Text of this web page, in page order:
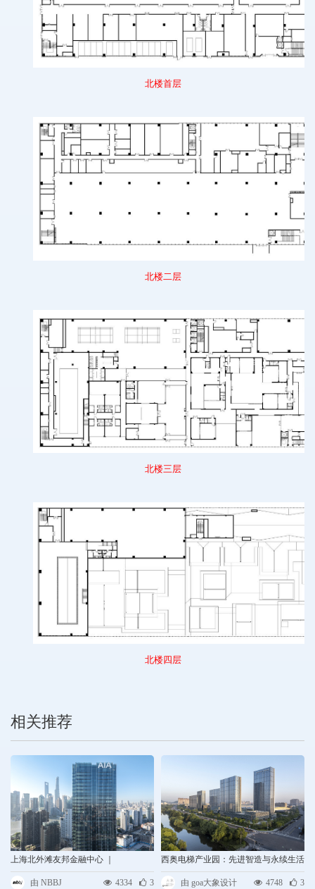
北楼首层
北楼二 层
北楼三层
北楼四层
相关推荐
上海北外滩友邦金融中心 ｜
NBBJ&#160;
由 NBBJ 4334 3
西奥电梯产业园：先进智造与永续生活
兼容的“未来工厂”｜goa大象设计
由 goa大象设计 4748 3